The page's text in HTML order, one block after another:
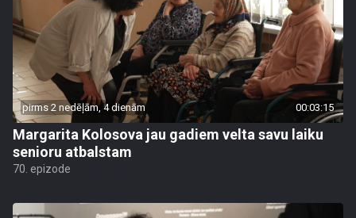
pirms 2 nedēļām, 4 dienām 00:03:15
Margarita Kolosova jau gadiem velta savu laiku
senioru atbalstam
70. epizode